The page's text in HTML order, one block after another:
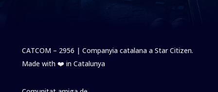
CATCOM – 2956 | Companyia catalana a Star Citizen.
Made with ❤️️ in Catalunya